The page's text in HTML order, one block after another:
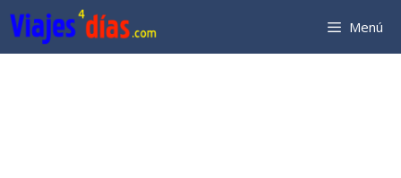
Saltar
al
contenido
Menú